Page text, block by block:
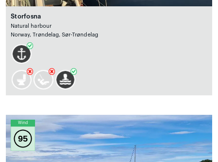
Storfosna
Natural harbour
Norway, Trøndelag, Sør-Trøndelag
Wind
95